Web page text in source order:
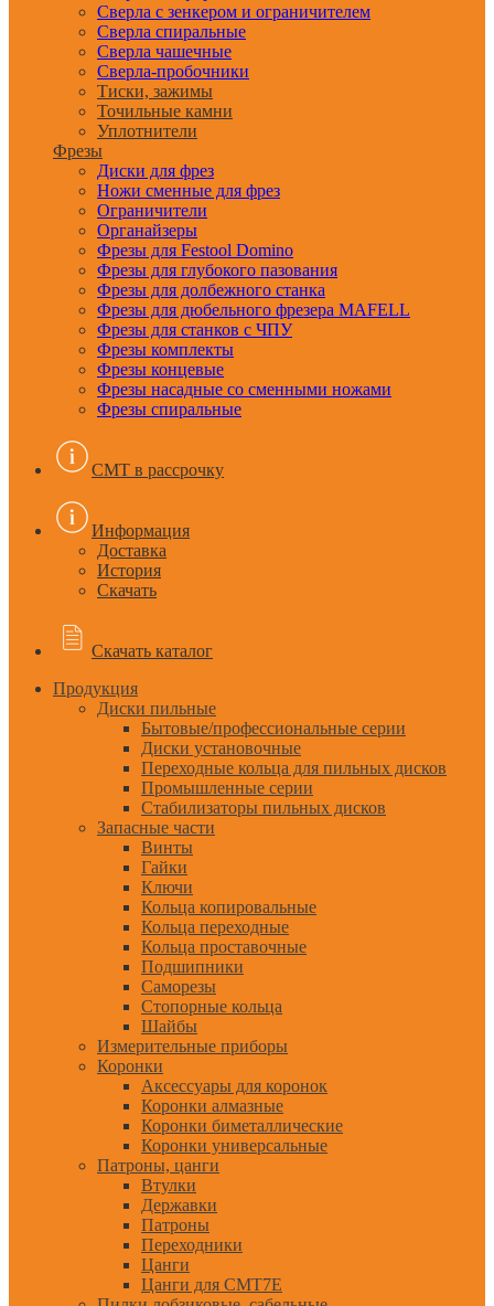
Сверла с зенкером и ограничителем
Сверла спиральные
Сверла чашечные
Сверла-пробочники
Тиски, зажимы
Точильные камни
Уплотнители
Фрезы
Диски для фрез
Ножи сменные для фрез
Ограничители
Органайзеры
Фрезы для Festool Domino
Фрезы для глубокого пазования
Фрезы для долбежного станка
Фрезы для дюбельного фрезера MAFELL
Фрезы для станков с ЧПУ
Фрезы комплекты
Фрезы концевые
Фрезы насадные со сменными ножами
Фрезы спиральные
CMT в рассрочку
Информация
Доставка
История
Скачать
Скачать каталог
Продукция
Диски пильные
Бытовые/профессиональные серии
Диски установочные
Переходные кольца для пильных дисков
Промышленные серии
Стабилизаторы пильных дисков
Запасные части
Винты
Гайки
Ключи
Кольца копировальные
Кольца переходные
Кольца проставочные
Подшипники
Саморезы
Стопорные кольца
Шайбы
Измерительные приборы
Коронки
Аксессуары для коронок
Коронки алмазные
Коронки биметаллические
Коронки универсальные
Патроны, цанги
Втулки
Державки
Патроны
Переходники
Цанги
Цанги для CMT7E